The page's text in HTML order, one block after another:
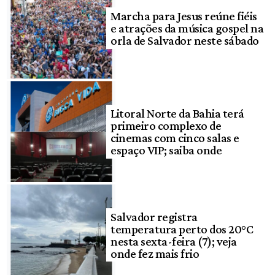
Marcha para Jesus reúne fiéis
e atrações da música gospel na
orla de Salvador neste sábado
Litoral Norte da Bahia terá
primeiro complexo de
cinemas com cinco salas e
espaço VIP; saiba onde
Salvador registra
temperatura perto dos 20°C
nesta sexta-feira (7); veja
onde fez mais frio